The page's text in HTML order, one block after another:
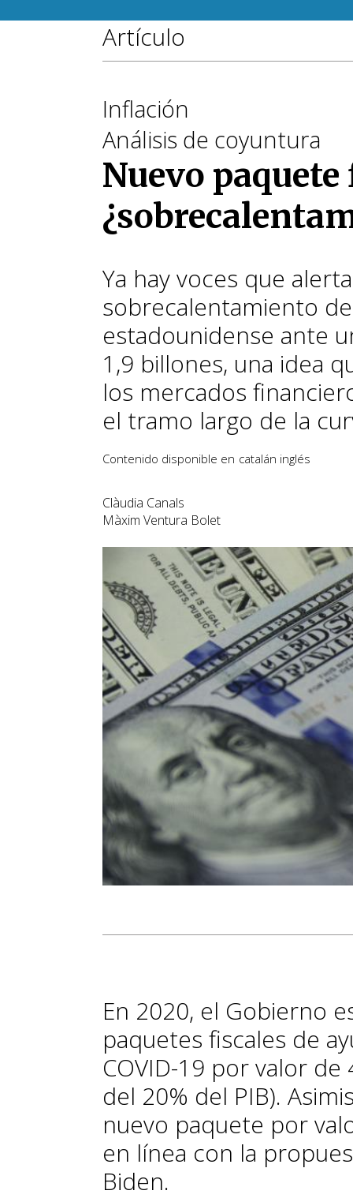
Artículo
Inflación
Análisis de coyuntura
Nuevo paquete
Ya hay voces que
sobrecalentamiento
estadounidense ante
1,9 billones, una idea
los mercados
el tramo largo de la
Contenido disponible en catalán inglés
Clàudia Canals
Màxim Ventura Bolet
En 2020, el Gobierno
paquetes fiscales de
COVID-19 por valor
del 20% del PIB).
nuevo paquete por
en línea con la
Biden.